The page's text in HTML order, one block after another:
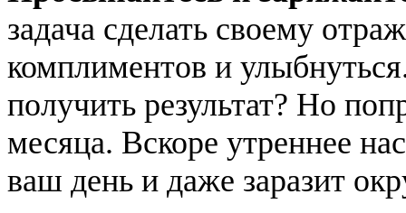
задача сделать своему
комплиментов и
получить результат? Но
месяца. Вскоре утреннее
ваш день и даже заразит